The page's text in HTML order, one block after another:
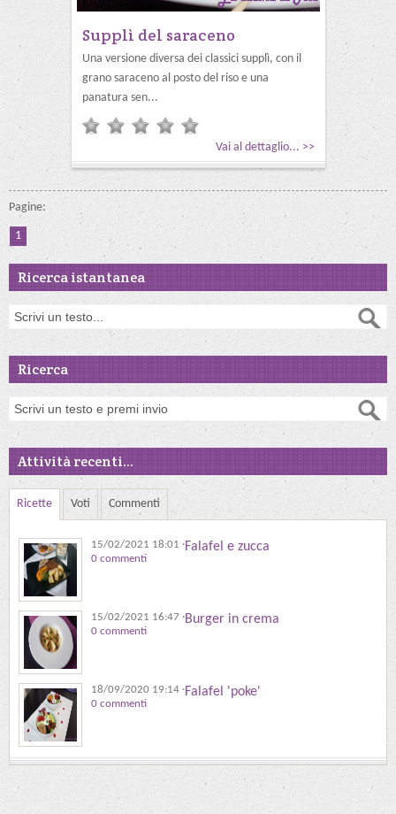
Supplì del saraceno
Una versione diversa dei classici supplì, con il
grano saraceno al posto del riso e una
panatura sen...
Vai al dettaglio... >>
Pagine:
1
Ricerca istantanea
Ricerca
Attività recenti...
Ricette Voti Commenti
Falafel e zucca
15/02/2021 18:01 ·
0 commenti
Burger in crema
15/02/2021 16:47 ·
0 commenti
Falafel 'poke'
18/09/2020 19:14 ·
0 commenti